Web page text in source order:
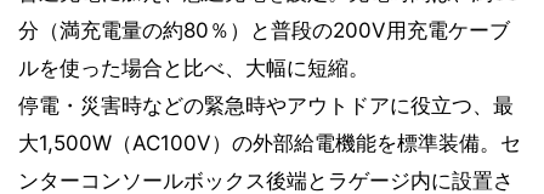
分（満充電量の約80％）と普段の200V用充電ケーブ
ルを使った場合と比べ、大幅に短縮。
停電・災害時などの緊急時やアウトドアに役立つ、最
大1,500W（AC100V）の外部給電機能を標準装備。セ
ンターコンソールボックス後端とラゲージ内に設置さ